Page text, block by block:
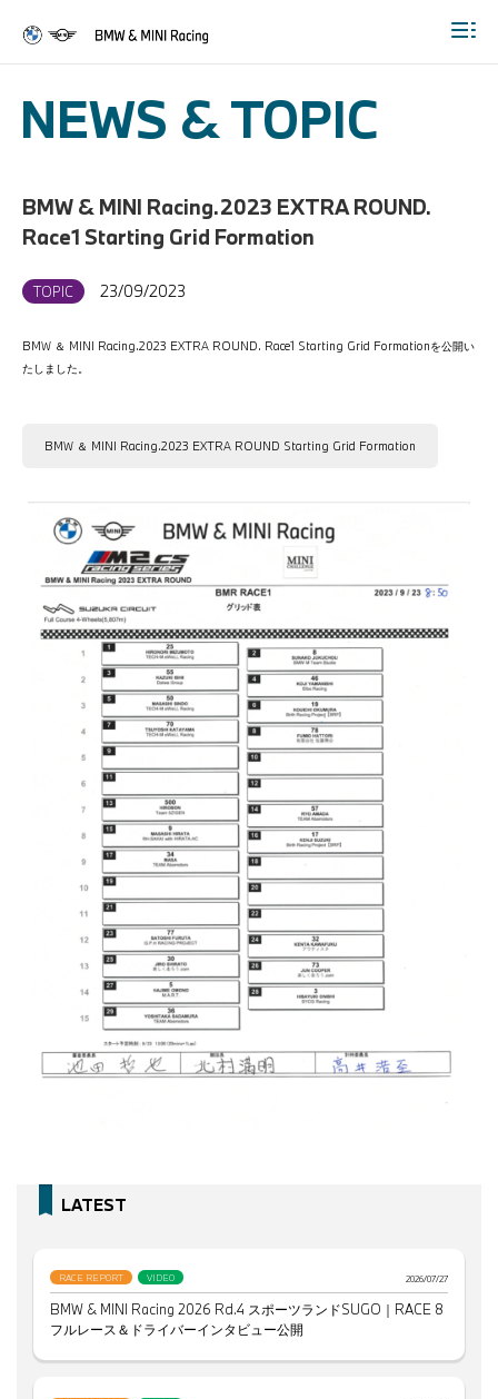
NEWS & TOPIC
BMW & MINI Racing.2023 EXTRA ROUND.
Race1 Starting Grid Formation
TOPIC 23/09/2023
BMW ＆ MINI Racing.2023 EXTRA ROUND. Race1 Starting Grid Formationを公開い
たしました。
BMW ＆ MINI Racing.2023 EXTRA ROUND Starting Grid Formation
LATEST
RACE REPORT VIDEO 2026/07/27
BMW & MINI Racing 2026 Rd.4 スポーツランドSUGO｜RACE 8
フルレース＆ドライバーインタビュー公開